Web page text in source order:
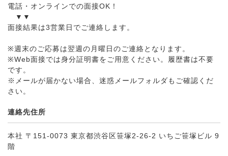
電話・オンラインでの面接OK！
▼▼
面接結果は3営業日でご連絡します。
※週末のご応募は翌週の月曜日のご連絡となります。
※Web面接では身分証明書をご用意ください。履歴書は不要
です。
※メールが届かない場合、迷惑メールフォルダもご確認くだ
さい。
連絡先住所
本社 〒151-0073 東京都渋谷区笹塚2-26-2 いちご笹塚ビル 9
階